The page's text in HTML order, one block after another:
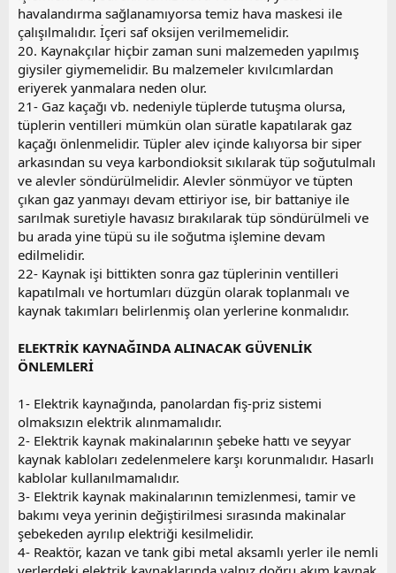
havalandırma sağlanamıyorsa temiz hava maskesi ile
çalışılmalıdır. İçeri saf oksijen verilmemelidir.
20. Kaynakçılar hiçbir zaman suni malzemeden yapılmış
giysiler giymemelidir. Bu malzemeler kıvılcımlardan
eriyerek yanmalara neden olur.
21- Gaz kaçağı vb. nedeniyle tüplerde tutuşma olursa,
tüplerin ventilleri mümkün olan süratle kapatılarak gaz
kaçağı önlenmelidir. Tüpler alev içinde kalıyorsa bir siper
arkasından su veya karbondioksit sıkılarak tüp soğutulmalı
ve alevler söndürülmelidir. Alevler sönmüyor ve tüpten
çıkan gaz yanmayı devam ettiriyor ise, bir battaniye ile
sarılmak suretiyle havasız bırakılarak tüp söndürülmeli ve
bu arada yine tüpü su ile soğutma işlemine devam
edilmelidir.
22- Kaynak işi bittikten sonra gaz tüplerinin ventilleri
kapatılmalı ve hortumları düzgün olarak toplanmalı ve
kaynak takımları belirlenmiş olan yerlerine konmalıdır.
ELEKTRİK KAYNAĞINDA ALINACAK GÜVENLİK
ÖNLEMLERİ
1- Elektrik kaynağında, panolardan fiş-priz sistemi
olmaksızın elektrik alınmamalıdır.
2- Elektrik kaynak makinalarının şebeke hattı ve seyyar
kaynak kabloları zedelenmelere karşı korunmalıdır. Hasarlı
kablolar kullanılmamalıdır.
3- Elektrik kaynak makinalarının temizlenmesi, tamir ve
bakımı veya yerinin değiştirilmesi sırasında makinalar
şebekeden ayrılıp elektriği kesilmelidir.
4- Reaktör, kazan ve tank gibi metal aksamlı yerler ile nemli